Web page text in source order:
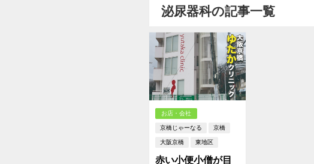
泌尿器科の記事一覧
お店・会社
京橋じゃーなる 京橋
大阪京橋 東地区
赤い小便小僧が目